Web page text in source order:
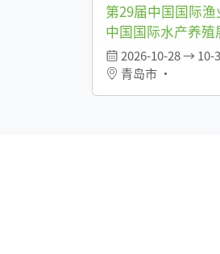
第29届中国国际
中国国际水产养殖
2026-10-28 → 10-
青岛市 •